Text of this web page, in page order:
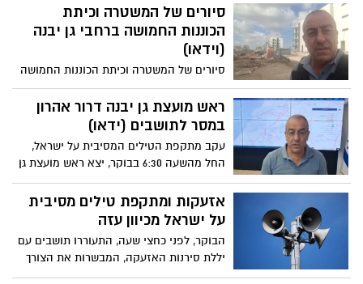
מרגריטה גוסק, תושבת גן יבנה, ובן זוגה סיימון
ויגדרגאוז מראשון לציון, מוגדרים מנותקי קשר,
מאז שעות הבוקר. השניים חגגו במסיבת היער
בה מצאו רבים את עצמם מותקפים בידי בני
עוולה. כל היודע מקום הימצאם מוזמן להודיע
למערכת גן יבנה נט
סיורים של המשטרה וכיתת
הכוננות החמושה ברחבי גן יבנה
(וידאו)
סיורים של המשטרה וכיתת הכוננות החמושה
ברחבי הישוב. דרור אהרון בעדכון מהדקות
האחרונות, ומבטיח להמשיך ולעדכן את
התושבים בכל התפתחות>>>
ראש מועצת גן יבנה דרור אהרון
במסר לתושבים (ידאו)
עקב מתקפת הטילים המסיבית על ישראל,
החל מהשעה 6:30 בבוקר, יצא ראש מועצת גן
יבנה, דרור אהרון, במסר לתושבי היישוב
(וידאו)
אזעקות ומתקפת טילים מסיבית
על ישראל מכיוון עזה
הבוקר, לפני כחצי שעה, התעוררו תושבים עם
יללת סירנות האזעקה, המבשרות את הצורך
להיכנס לממ"ד. עד כה, עפ"י הדיווחים, נורו